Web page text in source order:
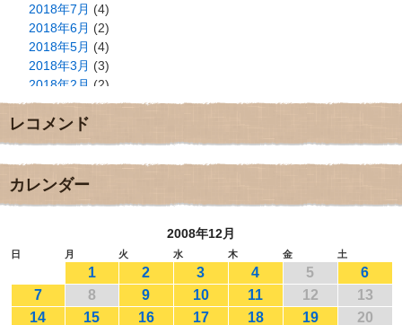
2018年7月 (4)
2018年6月 (2)
2018年5月 (4)
2018年3月 (3)
2018年2月 (2)
2018年1月(2)
2017年12月
2017年11月(3)
2017年9月
2017年8月
2017年5月
2017年4月(2)
2017年3月(1)
2017年2月(1)
レコメンド
カレンダー
2008年12月
日 月 火 水 木 金 土
1 2 3 4 5
6
7
8 9 10 11 12
13
14
15 16 17 18 19 20